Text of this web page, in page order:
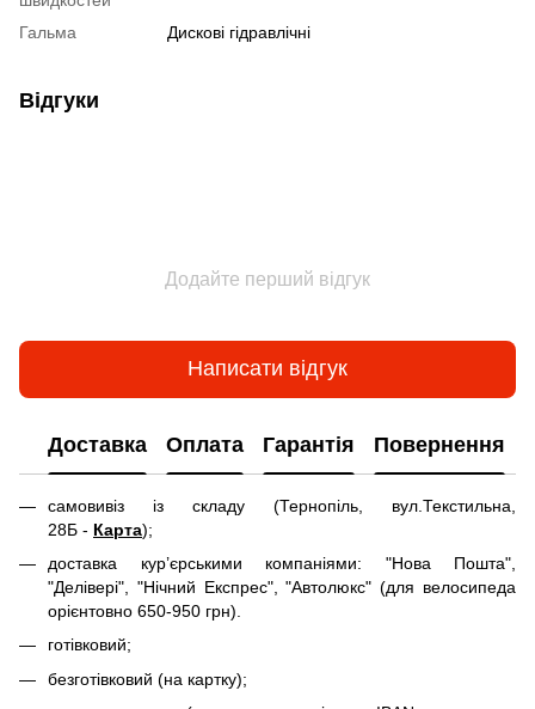
Гальма Дискові гідравлічні
Відгуки
Додайте перший відгук
Написати відгук
Доставка Оплата Гарантія Повернення
самовивіз із складу (Тернопіль, вул.Текстильна,
28Б - Карта);
доставка кур’єрськими компаніями: "Нова Пошта",
"Делівері", "Нічний Експрес", "Автолюкс" (для велосипеда
орієнтовно 650-950 грн).
готівковий;
безготівковий (на картку);